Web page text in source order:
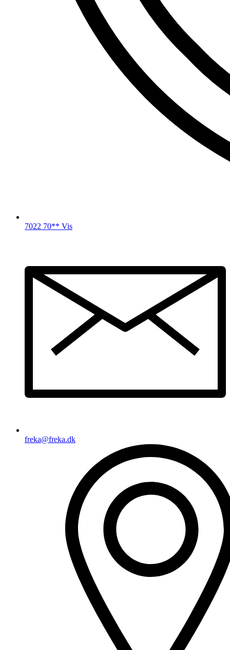
7022 70** Vis
freka@freka.dk